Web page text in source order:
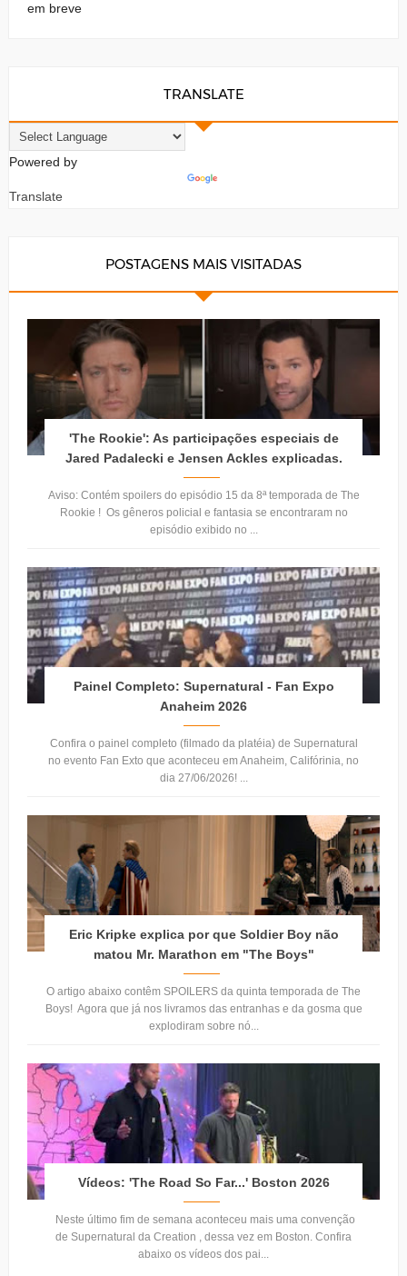
em breve
TRANSLATE
Powered by
Translate
POSTAGENS MAIS VISITADAS
'The Rookie': As participações especiais de
Jared Padalecki e Jensen Ackles explicadas.
Aviso: Contém spoilers do episódio 15 da 8ª temporada de The
Rookie ! Os gêneros policial e fantasia se encontraram no
episódio exibido no ...
Painel Completo: Supernatural - Fan Expo
Anaheim 2026
Confira o painel completo (filmado da platéia) de Supernatural
no evento Fan Exto que aconteceu em Anaheim, Califórinia, no
dia 27/06/2026! ...
Eric Kripke explica por que Soldier Boy não
matou Mr. Marathon em "The Boys"
O artigo abaixo contêm SPOILERS da quinta temporada de The
Boys! Agora que já nos livramos das entranhas e da gosma que
explodiram sobre nó...
Vídeos: 'The Road So Far...' Boston 2026
Neste último fim de semana aconteceu mais uma convenção
de Supernatural da Creation , dessa vez em Boston. Confira
abaixo os vídeos dos pai...